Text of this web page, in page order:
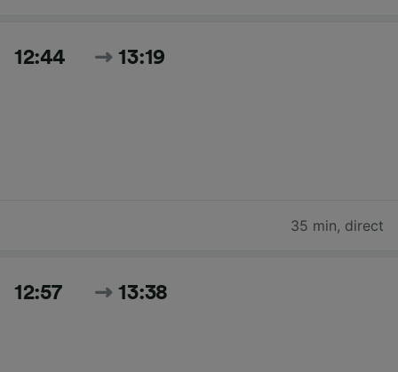
12:44 13:19
35 min, direct
12:57 13:38